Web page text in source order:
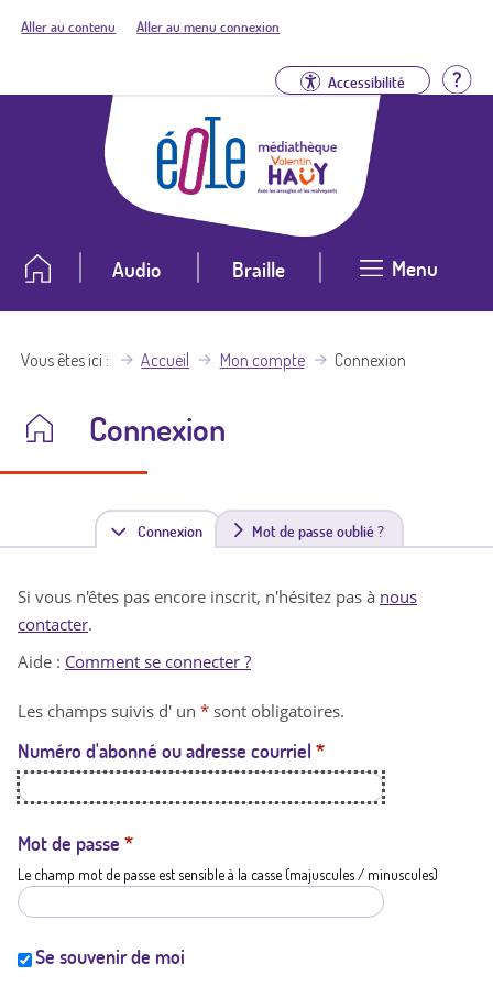
Aller au contenu Aller au menu connexion
Accessibilité
Audio Braille Menu
Vous êtes ici Accueil Mon compte Connexion
Connexion
Connexion(
n
t
a
t
i
Mot de passe oublié ?
Si vous n'êtes pas encore inscrit, n'hésitez pas à nous
contacter.
Aide : Comment se connecter ?
Les champs suivis d' un * sont obligatoires.
Numéro d'abonné ou adresse courriel *
Mot de passe *
Le champ mot de passe est sensible à la casse (majuscules / minuscules)
Se souvenir de moi